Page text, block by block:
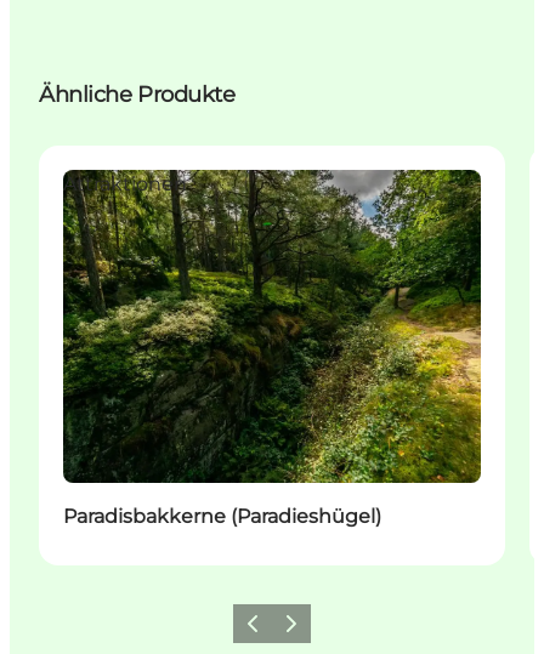
Ähnliche Produkte
Attraktionen
Paradisbakkerne (Paradieshügel)
ZurückWeiter